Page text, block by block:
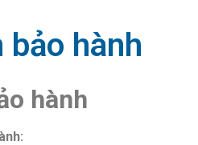
bảo hành
hành